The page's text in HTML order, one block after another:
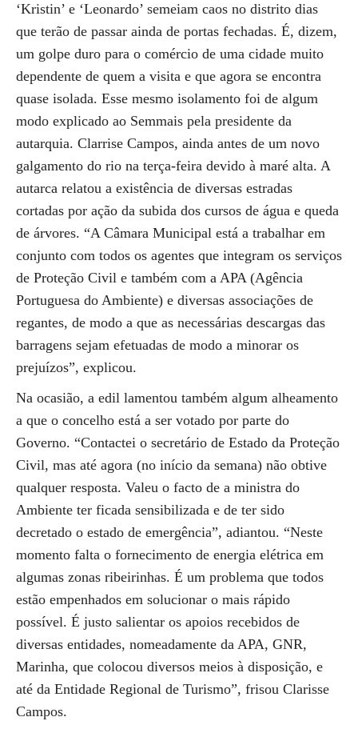
‘Kristin’ e ‘Leonardo’ semeiam caos no distrito dias
que terão de passar ainda de portas fechadas. É, dizem,
um golpe duro para o comércio de uma cidade muito
dependente de quem a visita e que agora se encontra
quase isolada. Esse mesmo isolamento foi de algum
modo explicado ao Semmais pela presidente da
autarquia. Clarrise Campos, ainda antes de um novo
galgamento do rio na terça-feira devido à maré alta. A
autarca relatou a existência de diversas estradas
cortadas por ação da subida dos cursos de água e queda
de árvores. “A Câmara Municipal está a trabalhar em
conjunto com todos os agentes que integram os serviços
de Proteção Civil e também com a APA (Agência
Portuguesa do Ambiente) e diversas associações de
regantes, de modo a que as necessárias descargas das
barragens sejam efetuadas de modo a minorar os
prejuízos”, explicou.
Na ocasião, a edil lamentou também algum alheamento
a que o concelho está a ser votado por parte do
Governo. “Contactei o secretário de Estado da Proteção
Civil, mas até agora (no início da semana) não obtive
qualquer resposta. Valeu o facto de a ministra do
Ambiente ter ficada sensibilizada e de ter sido
decretado o estado de emergência”, adiantou. “Neste
momento falta o fornecimento de energia elétrica em
algumas zonas ribeirinhas. É um problema que todos
estão empenhados em solucionar o mais rápido
possível. É justo salientar os apoios recebidos de
diversas entidades, nomeadamente da APA, GNR,
Marinha, que colocou diversos meios à disposição, e
até da Entidade Regional de Turismo”, frisou Clarisse
Campos.